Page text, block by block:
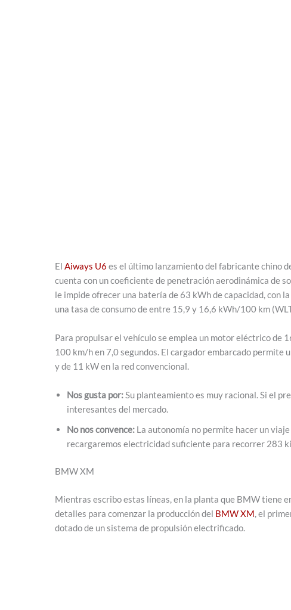
El Aiways U6 es el último lanzamiento del fabricante chino
cuenta con un coeficiente de penetración aerodinámica de
le impide ofrecer una batería de 63 kWh de capacidad, con
una tasa de consumo de entre 15,9 y 16,6 kWh/100 km
Para propulsar el vehículo se emplea un motor eléctrico de
100 km/h en 7,0 segundos. El cargador embarcado
y de 11 kW en la red convencional.
Nos gusta por:Su planteamiento es muy racional. Si el
interesantes del mercado.
No nos convence: La autonomía no permite hacer un
recargaremos electricidad suficiente para recorrer 283
BMW XM
Mientras escribo estas líneas, en la planta que BMW tiene
detalles para comenzar la producción del BMW XM, el
dotado de un sistema de propulsión electrificado.